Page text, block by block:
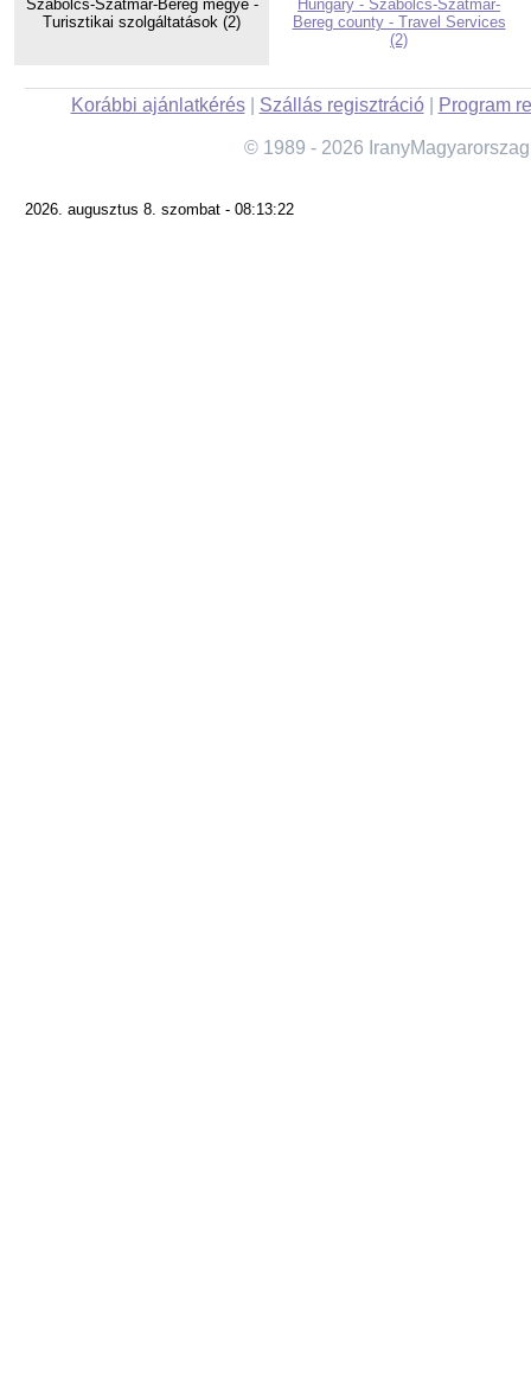
Szabolcs-Szatmár-Bereg megye -
Turisztikai szolgáltatások (2)
Hungary - Szabolcs-Szatmár-
Bereg county - Travel Services
(2)
Korábbi ajánlatkérés| Szállás regisztráció| Program
© 1989 - 2026
2026. augusztus 8. szombat - 08:13:22